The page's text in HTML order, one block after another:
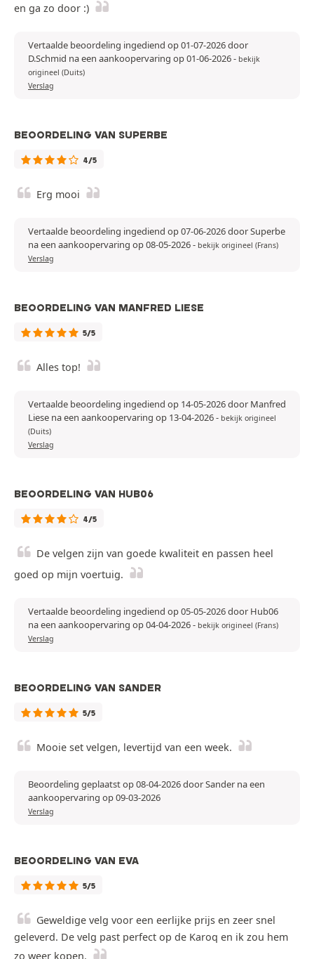
en ga zo door :)
Vertaalde beoordeling ingediend op 01-07-2026 door
D.Schmid na een aankoopervaring op 01-06-2026- bekijk
origineel (Duits)
Verslag
BEOORDELING VAN SUPERBE
4/5
Erg mooi
Vertaalde beoordeling ingediend op 07-06-2026 door Superbe
na een aankoopervaring op 08-05-2026- bekijk origineel (Frans)
Verslag
BEOORDELING VAN MANFRED LIESE
5/5
Alles top!
Vertaalde beoordeling ingediend op 14-05-2026 door Manfred
Liese na een aankoopervaring op 13-04-2026- bekijk origineel
(Duits)
Verslag
BEOORDELING VAN HUB06
4/5
De velgen zijn van goede kwaliteit en passen heel
goed op mijn voertuig.
Vertaalde beoordeling ingediend op 05-05-2026 door Hub06
na een aankoopervaring op 04-04-2026- bekijk origineel (Frans)
Verslag
BEOORDELING VAN SANDER
5/5
Mooie set velgen, levertijd van een week.
Beoordeling geplaatst op 08-04-2026 door Sander na een
aankoopervaring op 09-03-2026
Verslag
BEOORDELING VAN EVA
5/5
Geweldige velg voor een eerlijke prijs en zeer snel
geleverd. De velg past perfect op de Karoq en ik zou hem
zo weer kopen.